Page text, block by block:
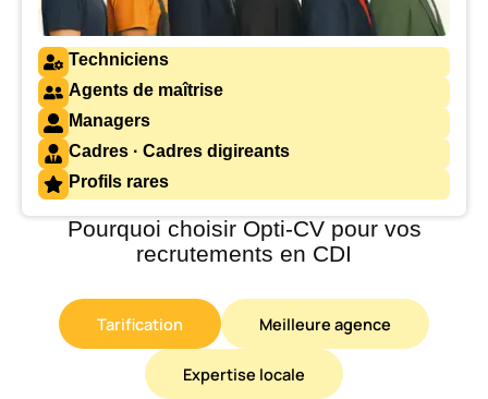
Techniciens
Agents de maîtrise
Managers
Cadres · Cadres digireants
Profils rares
Pourquoi choisir Opti-CV pour vos
recrutements en CDI
Tarification Meilleure agence
Expertise locale